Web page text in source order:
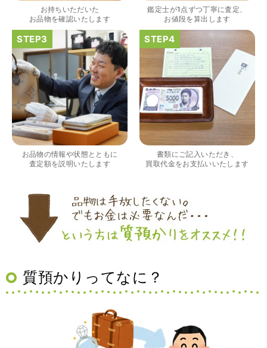
（大阪府大阪市）すごく丁寧に対応して頂きました。 ホー
ムページの皆様の評価がとても良かったので、質屋自体初
めての利用でしたが、対応して頂きました担当の方もすご
く良かったです。 これから質屋をご利用される方は是非オ
ススメです。
（大阪府豊中市）買取査定の流れがとても丁寧でお話がし
やすくとても良い時間になりました!!満足出来る買取です。
お持ちいただいた
お品物を確認いたします
鑑定士が1点ずつ丁寧に査定、
お値段を算出します
お品物の情報や状態とともに
査定額を説明いたします
書類にご記入いただき、
買取代金をお支払いいたします
質預かりってなに？